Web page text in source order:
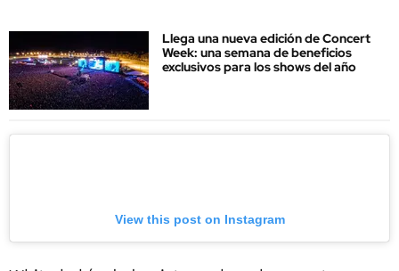
Llega una nueva edición de Concert
Week: una semana de beneficios
exclusivos para los shows del año
View this post on Instagram